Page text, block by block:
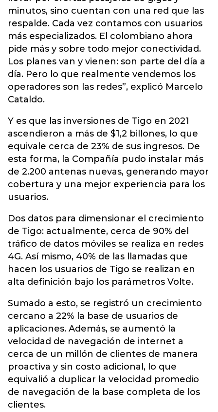
minutos, sino cuentan con una red que las
respalde. Cada vez contamos con usuarios
más especializados. El colombiano ahora
pide más y sobre todo mejor conectividad.
Los planes van y vienen: son parte del día a
día. Pero lo que realmente vendemos los
operadores son las redes”, explicó Marcelo
Cataldo.
Y es que las inversiones de Tigo en 2021
ascendieron a más de $1,2 billones, lo que
equivale cerca de 23% de sus ingresos. De
esta forma, la Compañía pudo instalar más
de 2.200 antenas nuevas, generando mayor
cobertura y una mejor experiencia para los
usuarios.
Dos datos para dimensionar el crecimiento
de Tigo: actualmente, cerca de 90% del
tráfico de datos móviles se realiza en redes
4G. Así mismo, 40% de las llamadas que
hacen los usuarios de Tigo se realizan en
alta definición bajo los parámetros Volte.
Sumado a esto, se registró un crecimiento
cercano a 22% la base de usuarios de
aplicaciones. Además, se aumentó la
velocidad de navegación de internet a
cerca de un millón de clientes de manera
proactiva y sin costo adicional, lo que
equivalió a duplicar la velocidad promedio
de navegación de la base completa de los
clientes.